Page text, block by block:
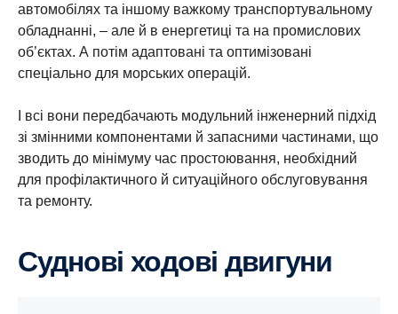
автомобілях та іншому важкому транспортувальному
обладнанні, – але й в енергетиці та на промислових
об’єктах. А потім адаптовані та оптимізовані
спеціально для морських операцій.
І всі вони передбачають модульний інженерний підхід
зі змінними компонентами й запасними частинами, що
зводить до мінімуму час простоювання, необхідний
для профілактичного й ситуаційного обслуговування
та ремонту.
Суднові ходові двигуни